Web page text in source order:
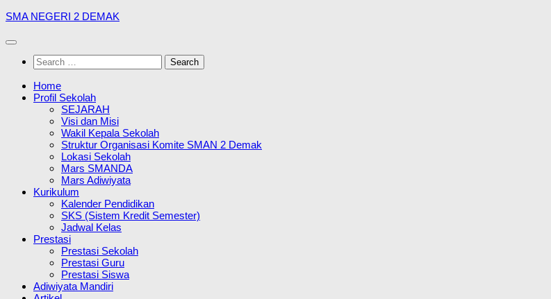
Skip
content
SMA NEGERI 2 DEMAK
Search
for:
Home
Profil Sekolah
SEJARAH
Visi dan Misi
Wakil Kepala Sekolah
Struktur Organisasi Komite SMAN 2 Demak
Lokasi Sekolah
Mars SMANDA
Mars Adiwiyata
Kurikulum
Kalender Pendidikan
SKS (Sistem Kredit Semester)
Jadwal Kelas
Prestasi
Prestasi Sekolah
Prestasi Guru
Prestasi Siswa
Adiwiyata Mandiri